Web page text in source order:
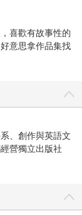
喜歡有故事性的
意思拿作品集找
、創作與英語文
營獨立出版社